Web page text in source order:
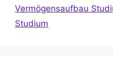
Vermögensaufbau
Studium